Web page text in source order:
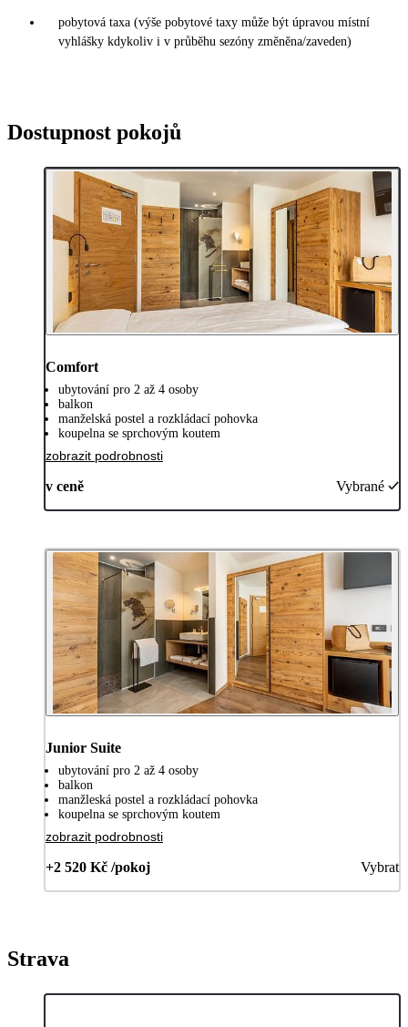
pobytová taxa (výše pobytové taxy může být úpravou místní
vyhlášky kdykoliv i v průběhu sezóny změněna/zaveden)
Dostupnost pokojů
Comfort
ubytování pro 2 až 4 osoby
balkon
manželská postel a rozkládací pohovka
koupelna se sprchovým koutem
zobrazit podrobnosti
v ceně Vybrané
Junior Suite
ubytování pro 2 až 4 osoby
balkon
manžleská postel a rozkládací pohovka
koupelna se sprchovým koutem
zobrazit podrobnosti
+2 520 Kč /pokoj Vybrat
Strava